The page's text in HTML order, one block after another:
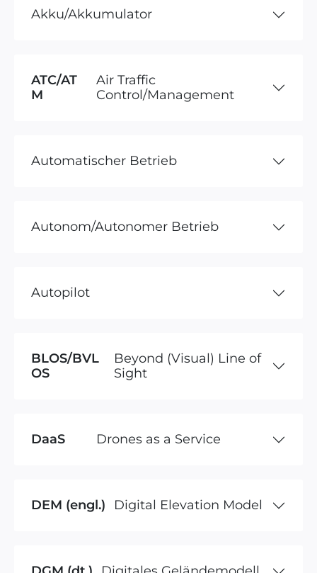
Akku/Akkumulator
ATC/AT
M
Air Traffic
Control/Management
Automatischer Betrieb
Autonom/Autonomer Betrieb
Autopilot
BLOS/BVL
OS
Beyond (Visual) Line of
Sight
DaaS Drones as a Service
DEM (engl.) Digital Elevation Model